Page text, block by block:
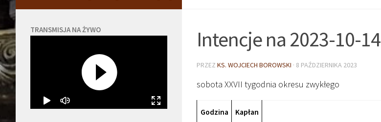
Intencje na 2023-10-14
PRZEZ KS. WOJCIECH BOROWSKI · 8 PAŹDZIERNIKA 2023
sobota XXVII tygodnia okresu zwykłego
Godzina Kapłan
TRANSMISJA NA ŻYWO